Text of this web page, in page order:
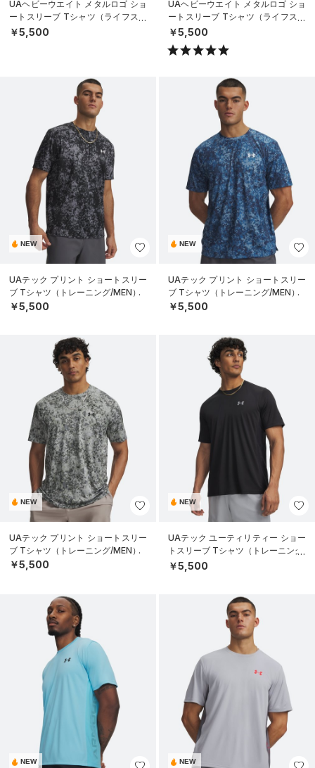
UAヘビーウエイト メタルロゴ ショ
ートスリーブ Tシャツ（ライフスタ
イル/MEN）
￥5,500
UAヘビーウエイト メタルロゴ ショ
ートスリーブ Tシャツ（ライフスタ
イル/MEN）
￥5,500
NEW
UAテック プリント ショートスリー
ブ Tシャツ（トレーニング/MEN）
￥5,500
NEW
UAテック プリント ショートスリー
ブ Tシャツ（トレーニング/MEN）
￥5,500
NEW
UAテック プリント ショートスリー
ブ Tシャツ（トレーニング/MEN）
￥5,500
NEW
UAテック ユーティリティー ショー
トスリーブ Tシャツ（トレーニング/
MEN）
￥5,500
NEW NEW